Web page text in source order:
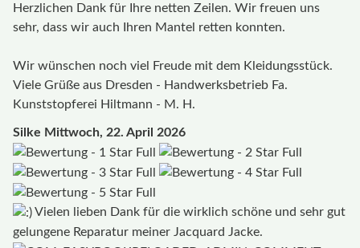
Herzlichen Dank für Ihre netten Zeilen. Wir freuen uns
sehr, dass wir auch Ihren Mantel retten konnten.
Wir wünschen noch viel Freude mit dem Kleidungsstück.
Viele Grüße aus Dresden - Handwerksbetrieb Fa.
Kunststopferei Hiltmann - M. H.
Silke Mittwoch, 22. April 2026
Vielen lieben Dank für die wirklich schöne und sehr gut
gelungene Reparatur meiner Jacquard Jacke.